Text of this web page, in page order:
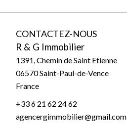
CONTACTEZ-NOUS
R & G Immobilier
1391, Chemin de Saint Etienne
06570Saint-Paul-de-Vence
France
+33 6 21 62 24 62
agencergimmobilier@gmail.com